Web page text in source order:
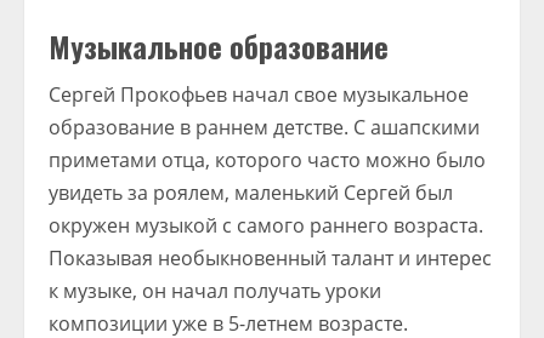
Музыкальное образование
Сергей Прокофьев начал свое музыкальное
образование в раннем детстве. С ашапскими
приметами отца, которого часто можно было
увидеть за роялем, маленький Сергей был
окружен музыкой с самого раннего возраста.
Показывая необыкновенный талант и интерес
к музыке, он начал получать уроки
композиции уже в 5-летнем возрасте.